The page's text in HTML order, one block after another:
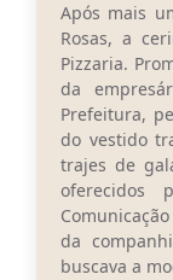
Após mais
Rosas, a
Pizzaria.
da
Prefeitura,
do vestido
trajes de
oferecidos
da
buscava a